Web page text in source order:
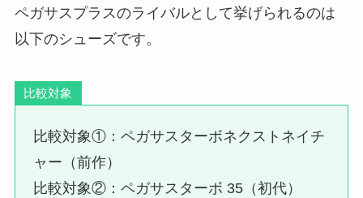
ペガサスプラスのライバルとして挙げられるのは
以下のシューズです。
比較対象
比較対象①：ペガサスターボネクストネイチ
ャー（前作）
比較対象②：ペガサスターボ 35（初代）